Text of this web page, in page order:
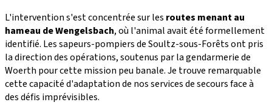
L'intervention s'est concentrée sur les routes menant au
hameau de Wengelsbach, où l'animal avait été formellement
identifié. Les sapeurs-pompiers de Soultz-sous-Forêts ont pris
la direction des opérations, soutenus par la gendarmerie de
Woerth pour cette mission peu banale. Je trouve remarquable
cette capacité d'adaptation de nos services de secours face à
des défis imprévisibles.